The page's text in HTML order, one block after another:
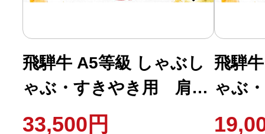
自治体直営サイト特集
はじめるバイブルとは
飛騨牛 A5等級 しゃぶし
ゃぶ・すきやき用 肩ロ
ース 1kg ロース ろーす
33,500円
飛騨
ゃぶ
ース